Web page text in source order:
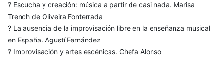
? Escucha y creación: música a partir de casi nada. Marisa
Trench de Oliveira Fonterrada
? La ausencia de la improvisación libre en la enseñanza musical
en España. Agustí Fernández
? Improvisación y artes escénicas. Chefa Alonso